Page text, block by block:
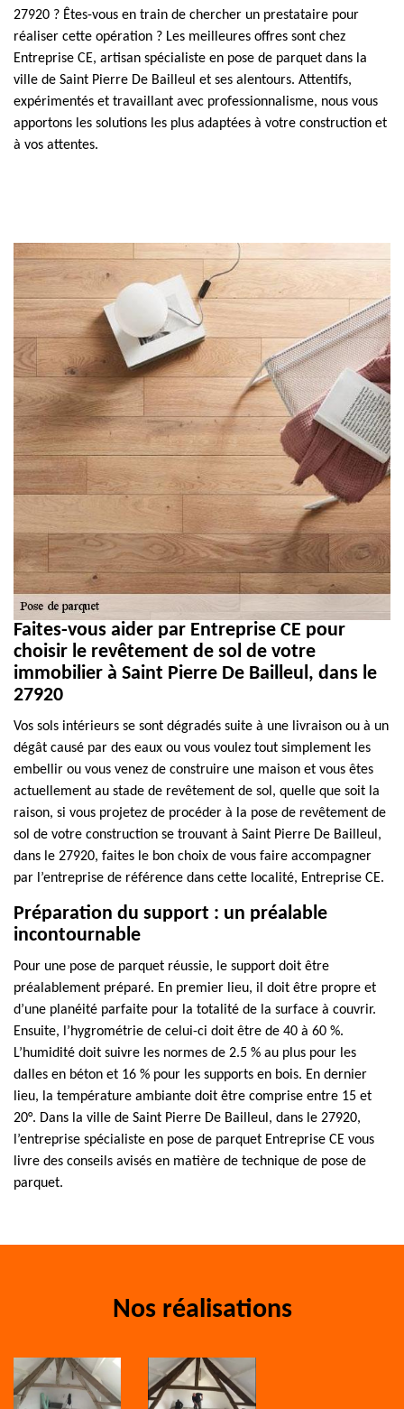
27920 ? Êtes-vous en train de chercher un prestataire pour
réaliser cette opération ? Les meilleures offres sont chez
Entreprise CE, artisan spécialiste en pose de parquet dans la
ville de Saint Pierre De Bailleul et ses alentours. Attentifs,
expérimentés et travaillant avec professionnalisme, nous vous
apportons les solutions les plus adaptées à votre construction et
à vos attentes.
Faites-vous aider par Entreprise CE pour
choisir le revêtement de sol de votre
immobilier à Saint Pierre De Bailleul, dans le
27920
Vos sols intérieurs se sont dégradés suite à une livraison ou à un
dégât causé par des eaux ou vous voulez tout simplement les
embellir ou vous venez de construire une maison et vous êtes
actuellement au stade de revêtement de sol, quelle que soit la
raison, si vous projetez de procéder à la pose de revêtement de
sol de votre construction se trouvant à Saint Pierre De Bailleul,
dans le 27920, faites le bon choix de vous faire accompagner
par l’entreprise de référence dans cette localité, Entreprise CE.
Préparation du support : un préalable
incontournable
Pour une pose de parquet réussie, le support doit être
préalablement préparé. En premier lieu, il doit être propre et
d’une planéité parfaite pour la totalité de la surface à couvrir.
Ensuite, l’hygrométrie de celui-ci doit être de 40 à 60 %.
L’humidité doit suivre les normes de 2.5 % au plus pour les
dalles en béton et 16 % pour les supports en bois. En dernier
lieu, la température ambiante doit être comprise entre 15 et
20°. Dans la ville de Saint Pierre De Bailleul, dans le 27920,
l’entreprise spécialiste en pose de parquet Entreprise CE vous
livre des conseils avisés en matière de technique de pose de
parquet.
Nos réalisations